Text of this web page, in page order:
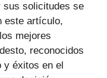
sus solicitudes se
este artículo,
mejores
reconocidos
y éxitos en el